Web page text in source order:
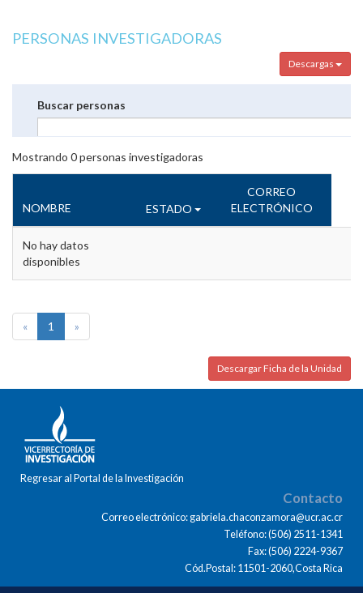
PERSONAS INVESTIGADORAS
Descargas
Buscar personas
Mostrando 0personas investigadoras
NOMBRE ESTADO
CORREO
ELECTRÓNICO
No hay datos
disponibles
« 1 »
Descargar Ficha de la Unidad
Regresar al Portal de la Investigación
Contacto
Correo electrónico: gabriela.chaconzamora@ucr.ac.cr
Teléfono: (506) 2511-1341
Fax: (506) 2224-9367
Cód.Postal: 11501-2060,Costa Rica